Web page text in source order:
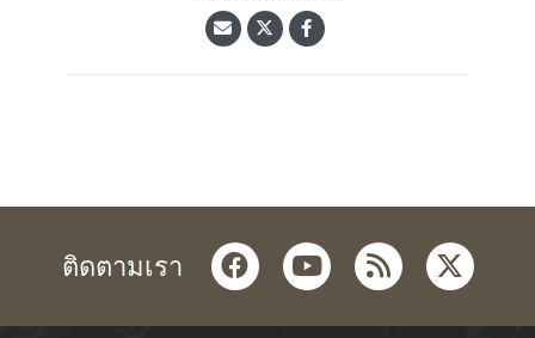
ติดตามเรา facebookyoutube
rss twitter